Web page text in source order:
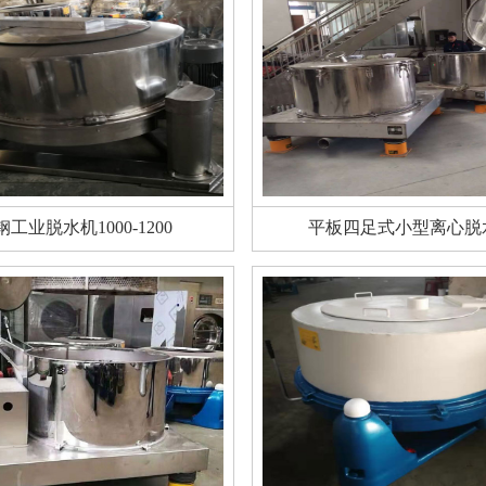
工业脱水机1000-1200 平板四足式小型离心脱